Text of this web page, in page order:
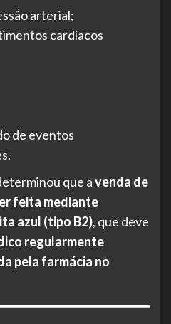
arterial;
cardíacos
de eventos
que avenda de
feita mediante
azul (tipo B2), que deve
regularmente
pela farmácia no